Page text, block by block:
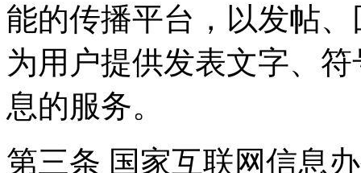
能的传播平台，以发帖
为用户提供发表文字、
息的服务。
第三条 国家互联网信息